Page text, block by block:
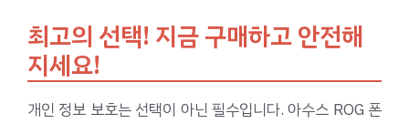
최고의 선택! 지금 구매하고 안전해
지세요!
개인 정보 보호는 선택이 아닌 필수입니다. 아수스 ROG 폰